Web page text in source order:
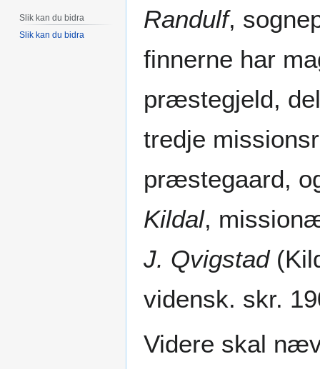
Randulf,
finnerne har
præstegjeld,
tredje
præstegaard,
Kildal,
J. Qvigstad
vidensk. skr.
Videre skal
Slik kan du bidra
Slik kan du bidra